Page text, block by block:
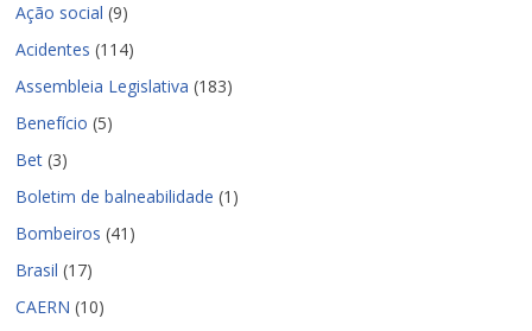
Ação social (9)
Acidentes (114)
Assembleia Legislativa (183)
Benefício (5)
Bet (3)
Boletim de balneabilidade (1)
Bombeiros (41)
Brasil (17)
CAERN (10)